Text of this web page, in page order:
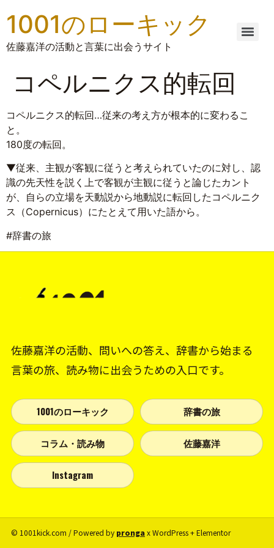
1001のローキック
佐藤嘉洋の活動と言葉に出会うサイト
コペルニクス的転回
コペルニクス的転回…従来の考え方が根本的に変わるこ
と。
180度の転回。
▼従来、主観が客観に従うと考えられていたのに対し、認
識の先天性を説く上で客観が主観に従うと論じたカント
が、自らの立場を天動説から地動説に転回したコペルニク
ス（Copernicus）にたとえて用いた語から。
#辞書の旅
佐藤嘉洋の活動、問いへの答え、辞書から始まる
言葉の旅、読み物に出会うための入口です。
1001のローキック 辞書の旅
コラム・読み物 佐藤嘉洋
Instagram
© 1001kick.com / Powered by prongax WordPress + Elementor